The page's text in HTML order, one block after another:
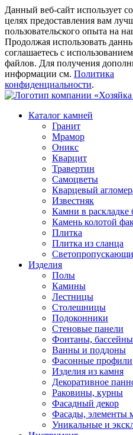
Данный веб-сайт использует
целях предоставления вам
пользовательского опыта на
Продолжая использовать
соглашаетесь с
файлов. Для получения
информации см. Политика
конфиденциальности.
Каталог камней
Гранит
Мрамор
Оникс
Кварцит
Травертин
Самоцветы
Кварцевый
Известняк
Камни в раскладке
Камень колотой
Плитка
Плитка из сланца
Изделия
Полы
Камины
Лестницы
Столешницы
Подоконники
Стеновые панели
Фонтаны, бассейны
Ванны и поддоны
Фасонные профили
Изделия из камня
Декоративное
Раковины, курны
Фасадный декор
Фасады, элементы
Уникальные и